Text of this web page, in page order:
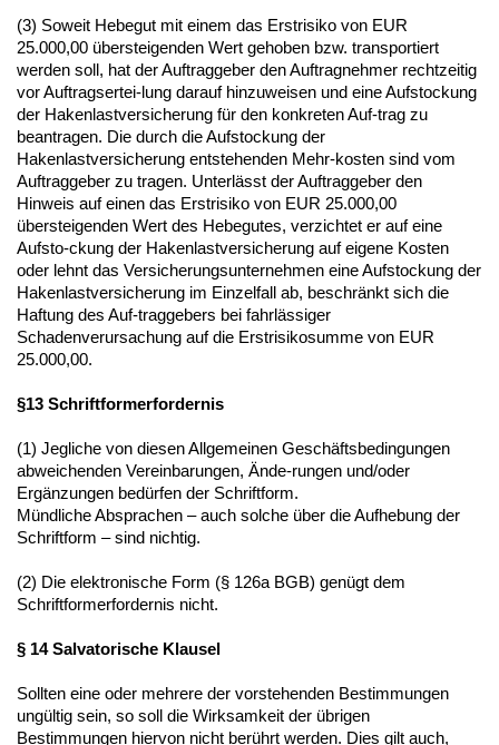
(3) Soweit Hebegut mit einem das Erstrisiko von EUR
25.000,00 übersteigenden Wert gehoben bzw. transportiert
werden soll, hat der Auftraggeber den Auftragnehmer rechtzeitig
vor Auftragsertei-lung darauf hinzuweisen und eine Aufstockung
der Hakenlastversicherung für den konkreten Auf-trag zu
beantragen. Die durch die Aufstockung der
Hakenlastversicherung entstehenden Mehr-kosten sind vom
Auftraggeber zu tragen. Unterlässt der Auftraggeber den
Hinweis auf einen das Erstrisiko von EUR 25.000,00
übersteigenden Wert des Hebegutes, verzichtet er auf eine
Aufsto-ckung der Hakenlastversicherung auf eigene Kosten
oder lehnt das Versicherungsunternehmen eine Aufstockung der
Hakenlastversicherung im Einzelfall ab, beschränkt sich die
Haftung des Auf-traggebers bei fahrlässiger
Schadenverursachung auf die Erstrisikosumme von EUR
25.000,00.
§13 Schriftformerfordernis
(1) Jegliche von diesen Allgemeinen Geschäftsbedingungen
abweichenden Vereinbarungen, Ände-rungen und/oder
Ergänzungen bedürfen der Schriftform.
Mündliche Absprachen – auch solche über die Aufhebung der
Schriftform – sind nichtig.
(2) Die elektronische Form (§ 126a BGB) genügt dem
Schriftformerfordernis nicht.
§ 14 Salvatorische Klausel
Sollten eine oder mehrere der vorstehenden Bestimmungen
ungültig sein, so soll die Wirksamkeit der übrigen
Bestimmungen hiervon nicht berührt werden. Dies gilt auch,